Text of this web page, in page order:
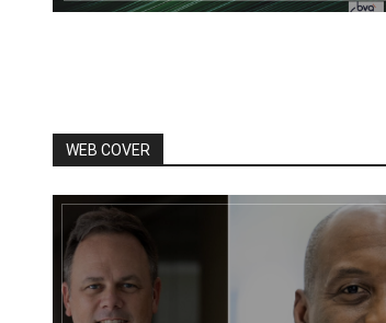
WEB COVER